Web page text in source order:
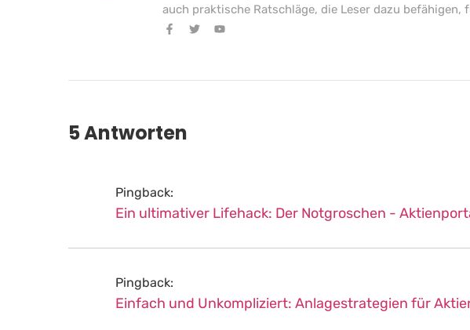
auch praktische Ratschläge, die Leser dazu
5 Antworten
Pingback:
Ein ultimativer Lifehack: Der Notgroschen -
Pingback:
Einfach und Unkompliziert: Anlagestrategien für